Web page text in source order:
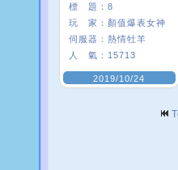
標 題： 8
玩 家： 顏值爆表女神
伺服器： 熱情牡羊
人 氣： 15713
2019/10/24